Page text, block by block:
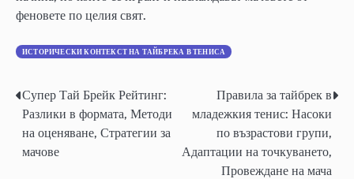
феновете по целия свят.
ИСТОРИЧЕСКИ КОНТЕКСТ НА ТАЙБРЕКА В ТЕНИСА
Post
navigation
Супер Тай Брейк Рейтинг:
Разлики в формата, Методи
на оценяване, Стратегии за
мачове
Правила за тайбрек в
младежкия тенис: Насоки
по възрастови групи,
Адаптации на точкуването,
Провеждане на мача